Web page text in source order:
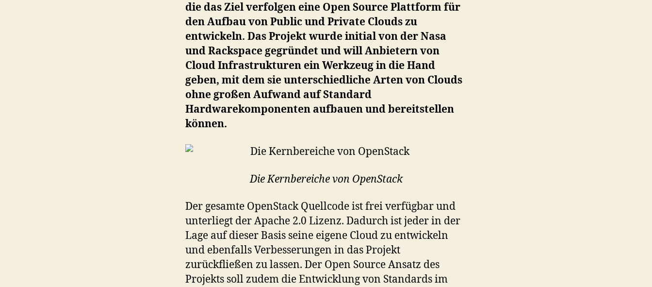
die das Ziel verfolgen eine Open Source Plattform für
den Aufbau von Public und Private Clouds zu
entwickeln. Das Projekt wurde initial von der Nasa
und Rackspace gegründet und will Anbietern von
Cloud Infrastrukturen ein Werkzeug in die Hand
geben, mit dem sie unterschiedliche Arten von Clouds
ohne großen Aufwand auf Standard
Hardwarekomponenten aufbauen und bereitstellen
können.
Die Kernbereiche von OpenStack
Der gesamte OpenStack Quellcode ist frei verfügbar und
unterliegt der Apache 2.0 Lizenz. Dadurch ist jeder in der
Lage auf dieser Basis seine eigene Cloud zu entwickeln
und ebenfalls Verbesserungen in das Projekt
zurückfließen zu lassen. Der Open Source Ansatz des
Projekts soll zudem die Entwicklung von Standards im